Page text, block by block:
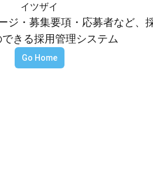
イツザイ
・募集要項・応募者など
できる採用管理システム
Go Home